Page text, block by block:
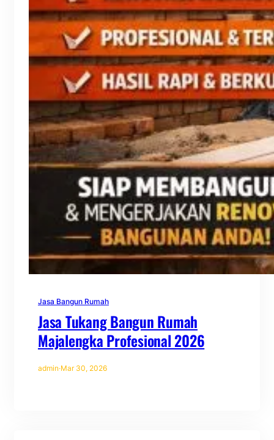
Jasa Bangun Rumah
Jasa Tukang Bangun Rumah
Majalengka Profesional 2026
admin·Mar 30, 2026